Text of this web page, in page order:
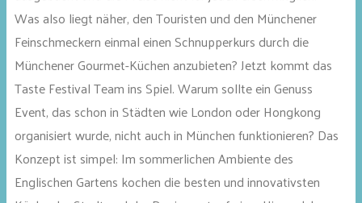
Was also liegt näher, den Touristen und den Münchener
Feinschmeckern einmal einen Schnupperkurs durch die
Münchener Gourmet-Küchen anzubieten? Jetzt kommt das
Taste Festival Team ins Spiel. Warum sollte ein Genuss
Event, das schon in Städten wie London oder Hongkong
organisiert wurde, nicht auch in München funktionieren? Das
Konzept ist simpel: Im sommerlichen Ambiente des
Englischen Gartens kochen die besten und innovativsten